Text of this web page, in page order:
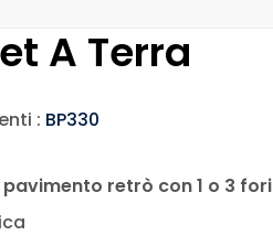
A Terra
: BP330
pavimento retrò con 1 o 3 fori